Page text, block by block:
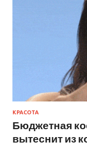
КРАСОТА
Бюджетная
вытеснит из